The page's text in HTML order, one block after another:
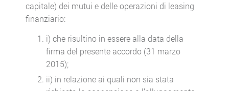
capitale) dei mutui e delle operazioni di leasing
finanziario:
i) che risultino in essere alla data della
firma del presente accordo (31 marzo
2015);
ii) in relazione ai quali non sia stata